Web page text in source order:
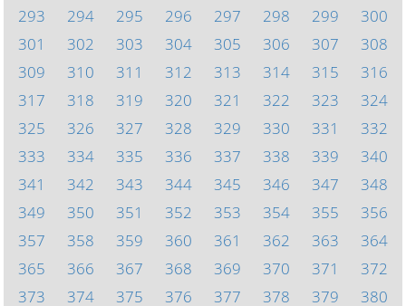
293
294 295 296 297 298 299
300
301
302 303 304 305 306 307
308
309
310 311 312 313 314 315
316
317
318 319 320 321 322 323
324
325
326 327 328 329 330 331
332
333
334 335 336 337 338 339
340
341
342 343 344 345 346 347
348
349
350 351 352 353 354 355
356
357
358 359 360 361 362 363
364
365
366 367 368 369 370 371
372
373
374 375 376 377 378 379 380